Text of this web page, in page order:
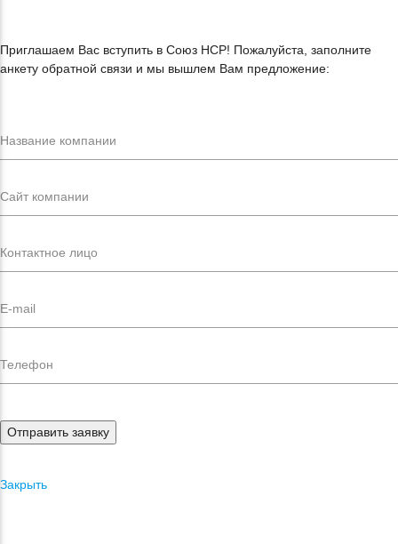
Приглашаем Вас вступить в Союз НСР! Пожалуйста, заполните
анкету обратной связи и мы вышлем Вам предложение:
Отправить заявку
Закрыть